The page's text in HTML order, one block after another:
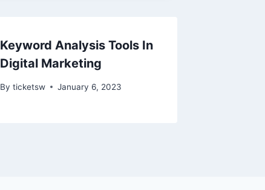
Keyword Analysis Tools In
Digital Marketing
By ticketsw January 6, 2023